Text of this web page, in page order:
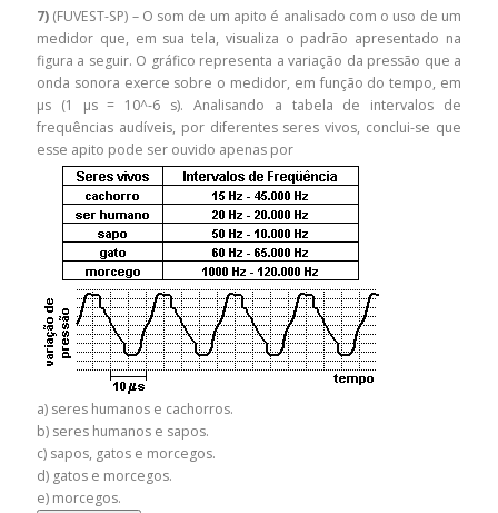
7) (FUVEST-SP) – O som de um apito é analisado com o uso de um
medidor que, em sua tela, visualiza o padrão apresentado na
figura a seguir. O gráfico representa a variação da pressão que a
onda sonora exerce sobre o medidor, em função do tempo, em
µs (1 µs = 10^-6 s). Analisando a tabela de intervalos de
frequências audíveis, por diferentes seres vivos, conclui-se que
esse apito pode ser ouvido apenas por
a) seres humanos e cachorros.
b) seres humanos e sapos.
c) sapos, gatos e morcegos.
d) gatos e morcegos.
e) morcegos.